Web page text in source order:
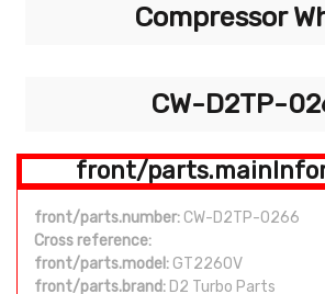
Compressor
CW-D2TP-
front/
front/parts.number: CW-D2TP-0266
Cross reference:
front/parts.model: GT2260V
front/parts.brand: D2 Turbo Parts